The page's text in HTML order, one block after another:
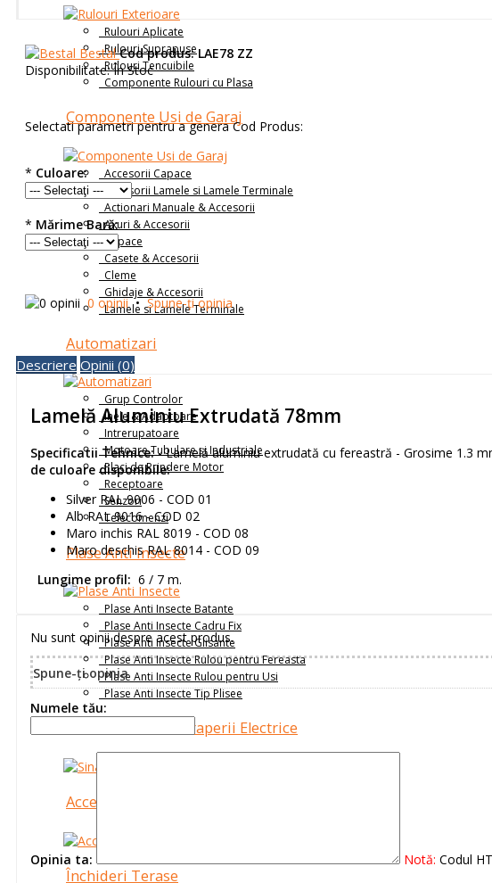
Rulouri Aplicate
Rulouri Suprapuse
Rulouri Tencuibile
Componente Rulouri cu Plasa
Componente Usi de Garaj
Accesorii Capace
Accesorii Lamele si Lamele Terminale
Actionari Manuale & Accesorii
Axuri & Accesorii
Capace
Casete & Accesorii
Cleme
Ghidaje & Accesorii
Lamele si Lamele Terminale
Automatizari
Grup Controlor
Inele & Adaptoare
Intrerupatoare
Motoare Tubulare și Industriale
Placi de Prindere Motor
Receptoare
Senzori
Telecomenzi
Plase Anti Insecte
Plase Anti Insecte Batante
Plase Anti Insecte Cadru Fix
Plase Anti Insecte Glisante
Plase Anti Insecte Rulou pentru Fereasta
Plase Anti Insecte Rulou pentru Usi
Plase Anti Insecte Tip Plisee
Sina & Accesorii Draperii Electrice
Accesorii Montaj
Închideri Terase
BestalCod produs: LAE78 ZZ
Disponibilitate: În Stoc
Selectati parametri pentru a genera Cod Produs:
* Culoare:
* Mărime Bară:
0 opinii•Spune-ţi opinia
Descriere Opinii (0)
Lamelă Aluminiu Extrudată 78mm
Specificatii Tehnice:- Lamelă aluminiu extrudată cu fereastră - Grosime 1.3
de culoare disponibile:
Silver RAL 9006 - COD 01
Alb RAL 9016 - COD 02
Maro inchis RAL 8019 - COD 08
Maro deschis RAL 8014 - COD 09
Lungime profil: 6 / 7 m.
Nu sunt opinii despre acest produs.
Spune-ţi opinia
Numele tău:
Opinia ta: Notă: Codul